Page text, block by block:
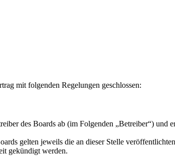
mit folgenden Regelungen geschlossen:
des Boards ab (im Folgenden „Betreiber“) und
gelten jeweils die an dieser Stelle
gekündigt werden.